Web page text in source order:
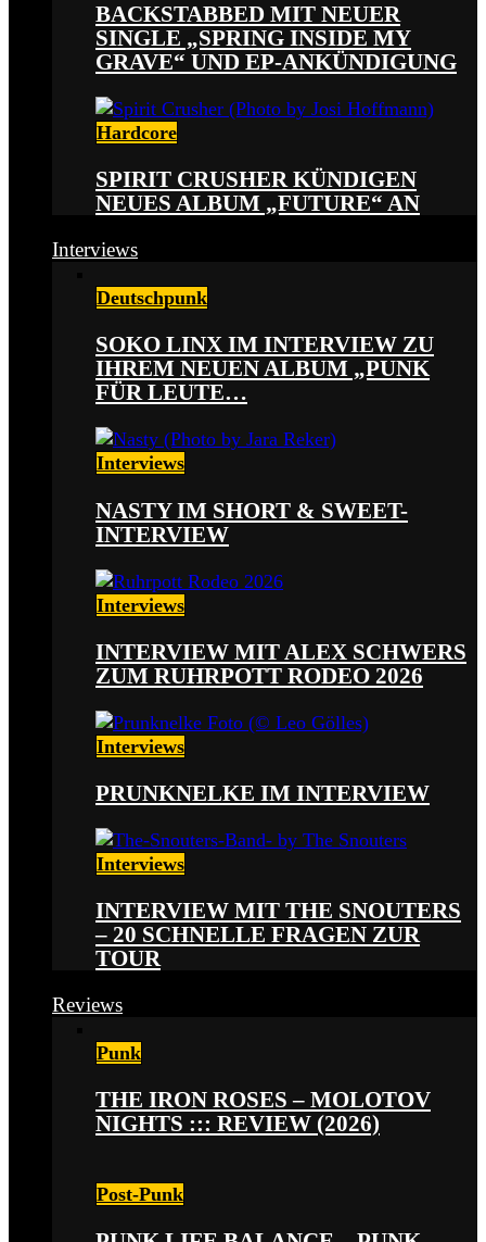
BACKSTABBED MIT NEUER
SINGLE „SPRING INSIDE MY
GRAVE“ UND EP-ANKÜNDIGUNG
Hardcore
SPIRIT CRUSHER KÜNDIGEN
NEUES ALBUM „FUTURE“ AN
Interviews
Deutschpunk
SOKO LINX IM INTERVIEW ZU
IHREM NEUEN ALBUM „PUNK
FÜR LEUTE…
Interviews
NASTY IM SHORT & SWEET-
INTERVIEW
Interviews
INTERVIEW MIT ALEX SCHWERS
ZUM RUHRPOTT RODEO 2026
Interviews
PRUNKNELKE IM INTERVIEW
Interviews
INTERVIEW MIT THE SNOUTERS
– 20 SCHNELLE FRAGEN ZUR
TOUR
Reviews
Punk
THE IRON ROSES – MOLOTOV
NIGHTS ::: REVIEW (2026)
Post-Punk